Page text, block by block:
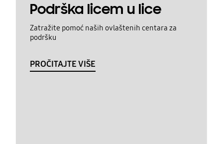
Podrška licem u lice
Zatražite pomoć naših ovlaštenih centara za
podršku
PROČITAJTE VIŠE